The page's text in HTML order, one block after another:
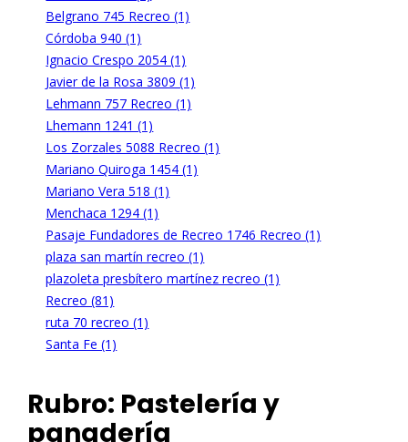
Belgrano 745 Recreo (1)
Córdoba 940 (1)
Ignacio Crespo 2054 (1)
Javier de la Rosa 3809 (1)
Lehmann 757 Recreo (1)
Lhemann 1241 (1)
Los Zorzales 5088 Recreo (1)
Mariano Quiroga 1454 (1)
Mariano Vera 518 (1)
Menchaca 1294 (1)
Pasaje Fundadores de Recreo 1746 Recreo (1)
plaza san martín recreo (1)
plazoleta presbítero martínez recreo (1)
Recreo (81)
ruta 70 recreo (1)
Santa Fe (1)
Rubro: Pastelería y
panadería